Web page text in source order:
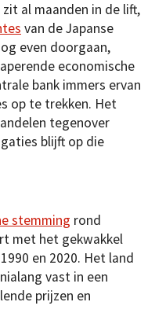
zit al maanden in de lift,
van de Japanse
even doorgaan,
economische
bank immers ervan
op te trekken. Het
tegenover
blijft op die
stemming rond
met het gekwakkel
en 2020. Het land
vast in een
prijzen en